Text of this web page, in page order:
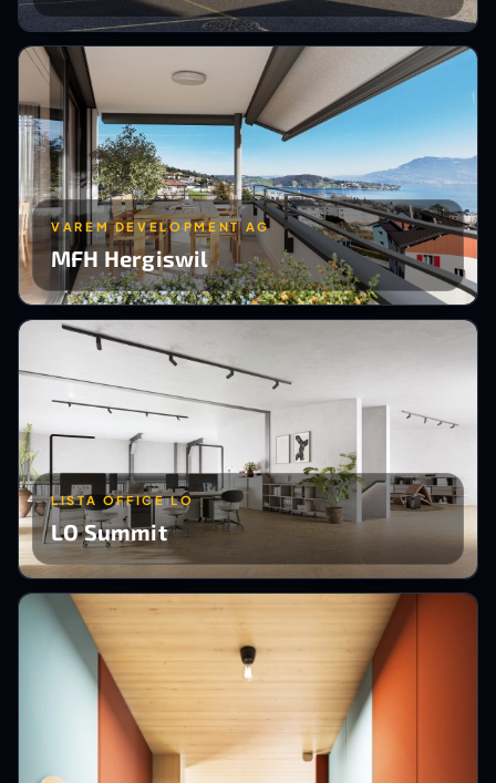
VAREM DEVELOPMENT AG
MFH Hergiswil
LISTA OFFICE LO
LO Summit